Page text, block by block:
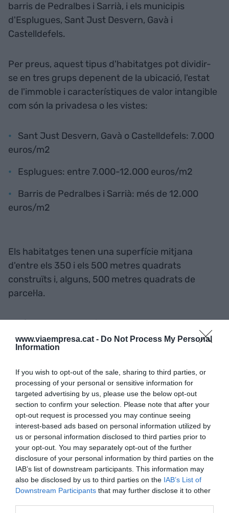
www.viaempresa.cat - Do Not Process My Personal
Information
If you wish to opt-out of the sale, sharing to third parties, or
processing of your personal or sensitive information for
targeted advertising by us, please use the below opt-out
section to confirm your selection. Please note that after your
opt-out request is processed you may continue seeing
interest-based ads based on personal information utilized by
us or personal information disclosed to third parties prior to
your opt-out. You may separately opt-out of the further
disclosure of your personal information by third parties on the
IAB’s list of downstream participants. This information may
also be disclosed by us to third parties on the IAB’s List of
Downstream Participants that may further disclose it to other
barris de Pedralbes i Sarrià, i els municipis
d'Esplugues, Sant Just Desvern, Gavà i
Castelldefels.
Per preus, aquest tipus d'habitatges pot dividir-
se en tres grups depenent de la ubicació, l'estat
de l'immoble i característiques de valor intangible
com són la privadesa o les vistes:
Sant Just Desvern, Gavà o Castelldefels: 7.000
euros/m2
Esplugues: entre 7.000-12.000 euros/m2
Barris de Pedralbes i Sarrià: més de 12.000
euros/m2
Els habitatges tenen una superfície mitjana
d'entre els 350 i els 500 metres quadrats
construïts i, alguns, 500 metres quadrats de
parcel·la.
Els futbolistes també busquen que el lloguer
s'adapti a les seves necessitats d'accés a un
primer habitatge, ja que sovint no saben quant
els lloguers oscil·len entre els 5.000 i els 15.000
euros al mes.
Afegir VIA Empresacom a font preferida de
Google de forma gratuïta
Estigues informat amb les últimes notícies d'actualitat
ACTIVAR ARA